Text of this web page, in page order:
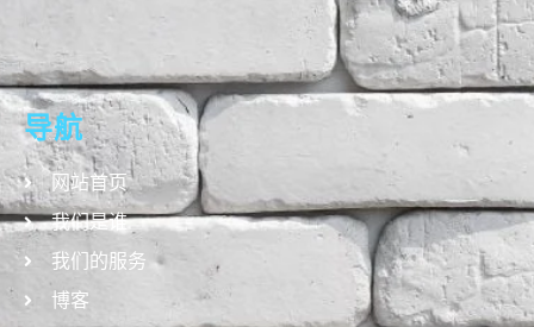
导航
网站首页
我们是谁
我们的服务
博客